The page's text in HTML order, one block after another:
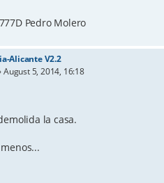
Pedro Molero
Alicante V2.2
August 5, 2014, 16:18
la casa.